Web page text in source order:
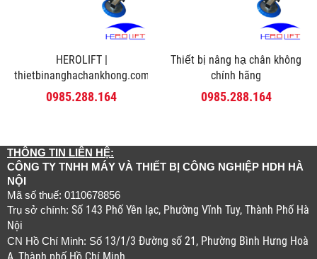
HEROLIFT |
thietbinanghachankhong.com
0985.288.164
Thiết bị nâng hạ chân không
chính hãng
0985.288.164
THÔNG TIN LIÊN HỆ:
CÔNG TY TNHH MÁY VÀ THIẾT BỊ CÔNG NGHIỆP HDH HÀ
NỘI
Mã số thuế: 0110678856
Trụ sở chính: Số 143 Phố Yên lạc, Phường Vĩnh Tuy, Thành Phố Hà
Nội
CN Hồ Chí Minh: Số 13/1/3 Đường số 21, Phường Bình Hưng Hoà